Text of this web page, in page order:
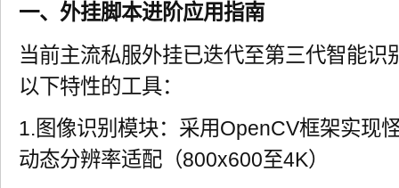
一、外挂脚本进阶应用指南
当前主流私服外挂已迭代至第三代智能识
以下特性的工具：
1.图像识别模块：采用OpenCV框架实现
动态分辨率适配（800x600至4K）